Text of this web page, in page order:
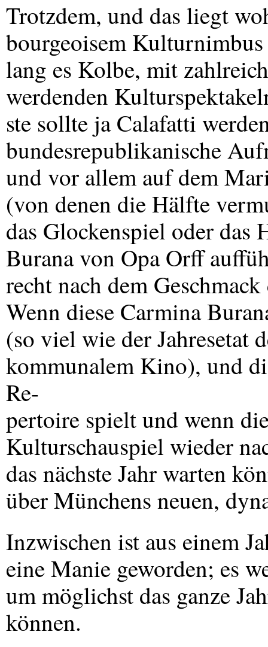
Trotzdem, und das liegt
bourgeoisem
lang es Kolbe, mit
werdenden
ste sollte ja Calafatti
bundesrepublikanische
und vor allem auf dem
(von denen die Hälfte
das Glockenspiel oder das
Burana von Opa Orff
recht nach dem
Wenn diese Carmina
(so viel wie der Jahresetat
kommunalem Kino), und
Re-
pertoire spielt und wenn
Kulturschauspiel wieder
das nächste Jahr warten
über Münchens neuen,
Inzwischen ist aus einem
eine Manie geworden; es
um möglichst das ganze
können.